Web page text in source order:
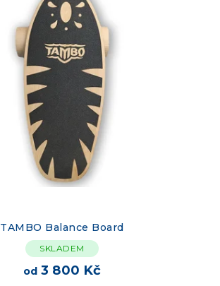
TAMBO Balance Board
SKLADEM
od 3 800 Kč